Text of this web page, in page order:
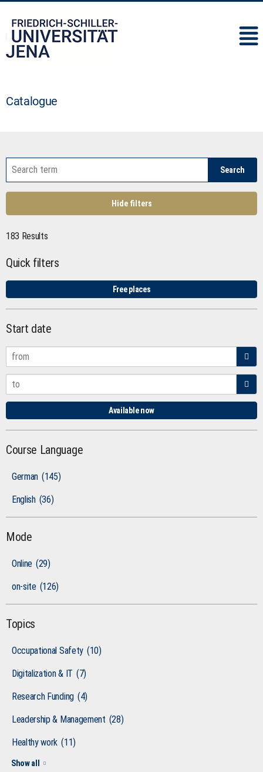
Catalogue
Search
Hide filters
183 Results
Quick filters
Free places
Start date
Available now
Course Language
German (145)
English (36)
Mode
Online (29)
on-site (126)
Topics
Occupational Safety (10)
Digitalization & IT (7)
Research Funding (4)
Leadership & Management (28)
Healthy work (11)
Show all